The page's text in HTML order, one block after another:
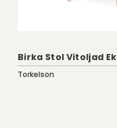
Birka Stol Vitoljad Ek
Torkelson